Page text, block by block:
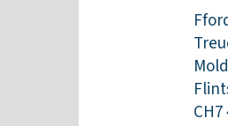
Mold
CH7